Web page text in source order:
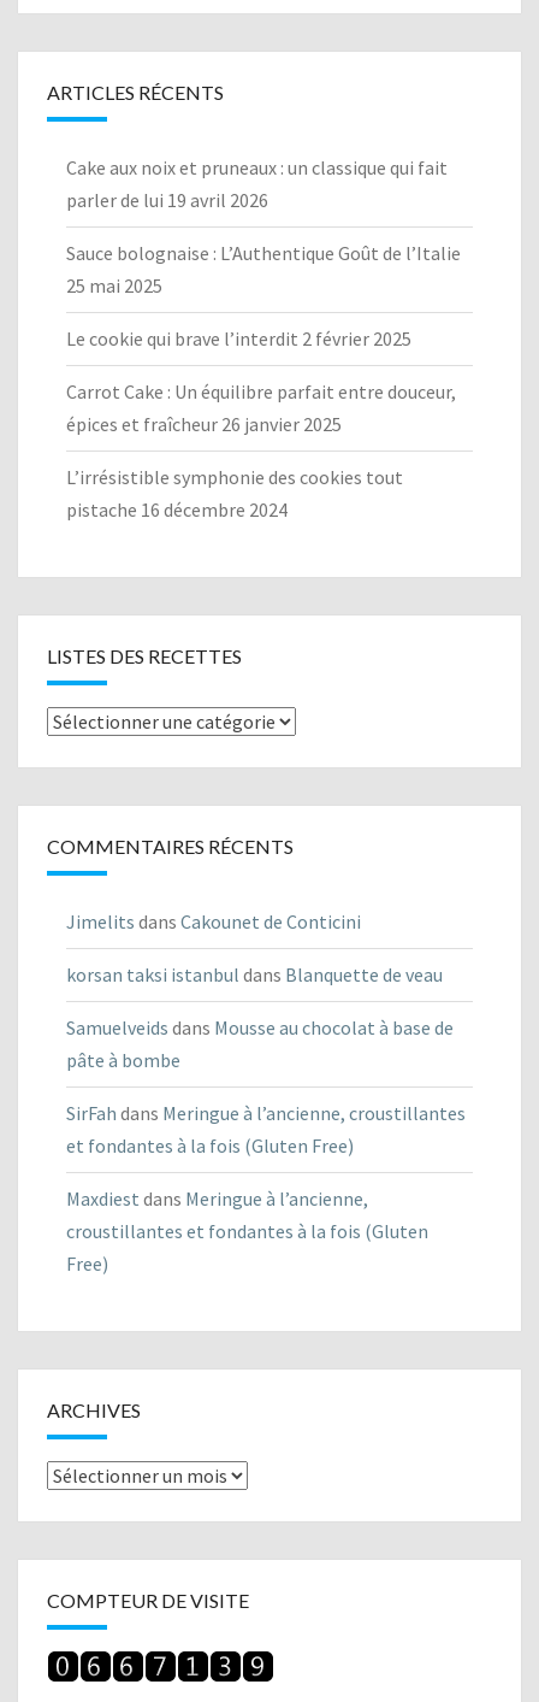
ARTICLES RÉCENTS
Cake aux noix et pruneaux : un classique qui fait
parler de lui 19 avril 2026
Sauce bolognaise : L’Authentique Goût de l’Italie
25 mai 2025
Le cookie qui brave l’interdit 2 février 2025
Carrot Cake : Un équilibre parfait entre douceur,
épices et fraîcheur 26 janvier 2025
L’irrésistible symphonie des cookies tout
pistache 16 décembre 2024
LISTES DES RECETTES
Listes
COMMENTAIRES RÉCENTS
Jimelits dans Cakounet de Conticini
korsan taksi istanbul dans Blanquette de veau
Samuelveids dans Mousse au chocolat à base de
pâte à bombe
SirFah dans Meringue à l’ancienne, croustillantes
et fondantes à la fois (Gluten Free)
Maxdiest dans Meringue à l’ancienne,
croustillantes et fondantes à la fois (Gluten
Free)
ARCHIVES
Archives
COMPTEUR DE VISITE